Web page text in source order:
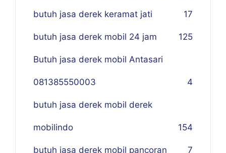
butuh jasa derek keramat jati 17
butuh jasa derek mobil 24 jam 125
Butuh jasa derek mobil Antasari
081385550003 4
butuh jasa derek mobil derek
mobilindo 154
butuh jasa derek mobil pancoran 7